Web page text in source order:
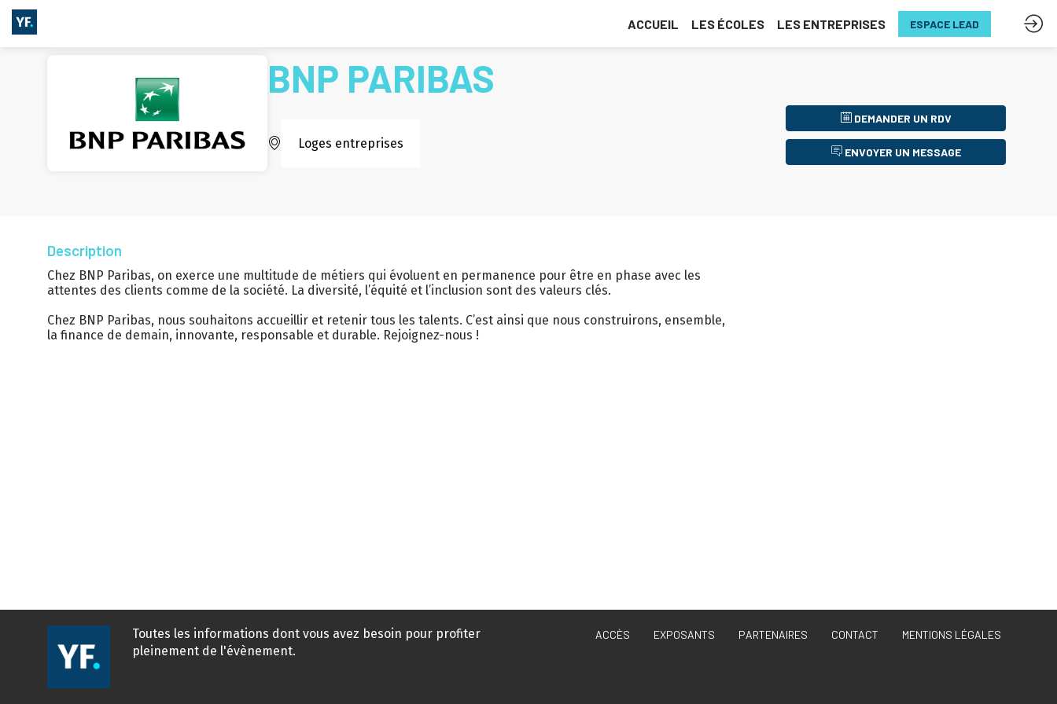
ACCUEIL LES ÉCOLES LES ENTREPRISES ESPACE LEAD
DEMANDER UN RDV
ENVOYER UN MESSAGE
BNP PARIBAS
Loges entreprises
Description
Chez BNP Paribas, on exerce une multitude de métiers qui évoluent en permanence pour être en phase avec les
attentes des clients comme de la société. La diversité, l’équité et l’inclusion sont des valeurs clés.
Chez BNP Paribas, nous souhaitons accueillir et retenir tous les talents. C’est ainsi que nous construirons, ensemble,
Toutes les informations dont vous avez besoin pour profiter
pleinement de l'évènement.
ACCÈS EXPOSANTS PARTENAIRES CONTACT MENTIONS LÉGALES